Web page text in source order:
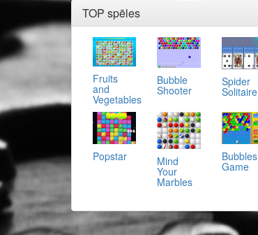
TOP spēles
Fruits
and
Vegetables
Bubble
Shooter
Spider
Solitaire
Popstar Mind
Your
Marbles
Bubbles
Game